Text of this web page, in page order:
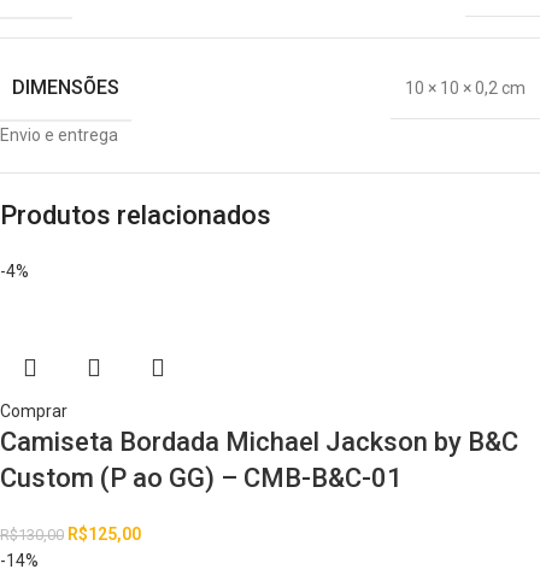
DIMENSÕES 10 × 10 × 0,2 cm
Envio e entrega
Produtos relacionados
-4%
Comprar
Camiseta Bordada Michael Jackson by B&C
Custom (P ao GG) – CMB-B&C-01
R$130,00 R$125,00
-14%